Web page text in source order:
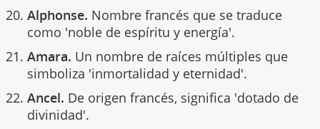
Alphonse. Nombre francés que se traduce
como 'noble de espíritu y energía'.
Amara. Un nombre de raíces múltiples que
simboliza 'inmortalidad y eternidad'.
Ancel. De origen francés, significa 'dotado de
divinidad'.